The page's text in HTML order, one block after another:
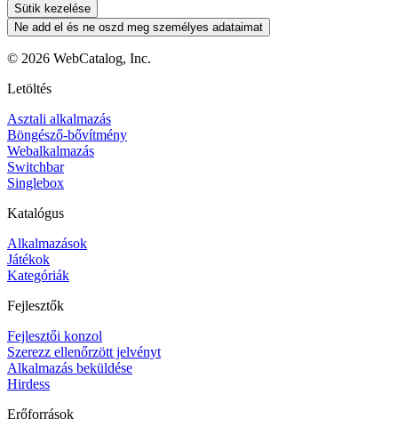
Sütik kezelése
Ne add el és ne oszd meg személyes adataimat
© 2026 WebCatalog, Inc.
Letöltés
Asztali alkalmazás
Böngésző-bővítmény
Webalkalmazás
Switchbar
Singlebox
Katalógus
Alkalmazások
Játékok
Kategóriák
Fejlesztők
Fejlesztői konzol
Szerezz ellenőrzött jelvényt
Alkalmazás beküldése
Hirdess
Erőforrások